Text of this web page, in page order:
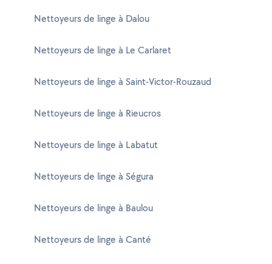
Nettoyeurs de linge à Dalou
Nettoyeurs de linge à Le Carlaret
Nettoyeurs de linge à Saint-Victor-Rouzaud
Nettoyeurs de linge à Rieucros
Nettoyeurs de linge à Labatut
Nettoyeurs de linge à Ségura
Nettoyeurs de linge à Baulou
Nettoyeurs de linge à Canté